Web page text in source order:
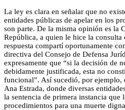
La ley es clara en señalar que no
entidades públicas de apelar en los
son parte. De la misma opinión es la
República, a quien le hice la consulta
respuesta compartí oportunamente
directiva del Consejo de Defensa
expresamente que “​​si la decisión de
debidamente justificada, esta no
funcional”. Así sucedió, por ejemplo,
Ana Estrada, donde diversas
la sentencia de primera instancia que
procedimientos para una muerte